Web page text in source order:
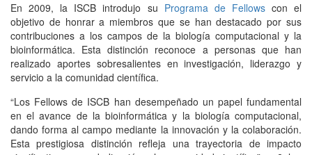
En 2009, la ISCB introdujo su Programa de Fellowscon el
objetivo de honrar a miembros que se han destacado por sus
contribuciones a los campos de la biología computacional y la
bioinformática. Esta distinción reconoce a personas que han
realizado aportes sobresalientes en investigación, liderazgo y
servicio a la comunidad científica.
“Los Fellows de ISCB han desempeñado un papel fundamental
en el avance de la bioinformática y la biología computacional,
dando forma al campo mediante la innovación y la colaboración.
Esta prestigiosa distinción refleja una trayectoria de impacto